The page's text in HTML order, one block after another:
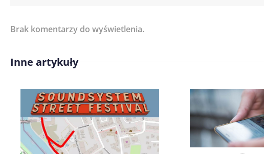
Imię/ Nick*
Brak komentarzy do wyświetlenia.
Inne artykuły